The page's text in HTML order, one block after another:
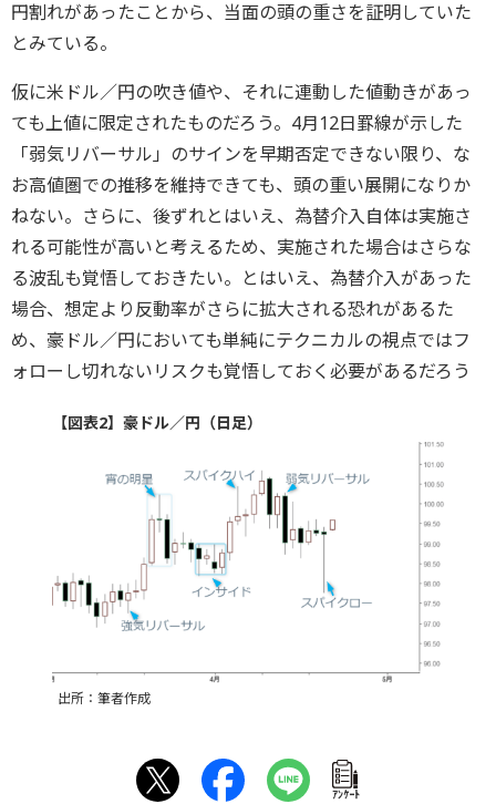
円割れがあったことから、当面の頭の重さを証明していた
とみている。
仮に米ドル／円の吹き値や、それに連動した値動きがあっ
ても上値に限定されたものだろう。4月12日罫線が示した
「弱気リバーサル」のサインを早期否定できない限り、な
お高値圏での推移を維持できても、頭の重い展開になりか
ねない。さらに、後ずれとはいえ、為替介入自体は実施さ
れる可能性が高いと考えるため、実施された場合はさらな
る波乱も覚悟しておきたい。とはいえ、為替介入があった
場合、想定より反動率がさらに拡大される恐れがあるた
め、豪ドル／円においても単純にテクニカルの視点ではフ
ォローし切れないリスクも覚悟しておく必要があるだろう
【図表2】豪ドル／円（日足）
出所：筆者作成
ｱﾝｹｰﾄ